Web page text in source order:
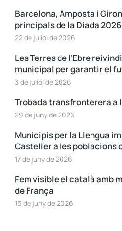
Barcelona, Amposta i
principals de la Diada 2026
22 de juliol de 2026
Les Terres de l’Ebre
municipal per garantir el
3 de juliol de 2026
Trobada transfronterera a
29 de juny de 2026
Municipis per la Llengua
Casteller a les poblacions
17 de juny de 2026
Fem visible el català amb
de França
16 de juny de 2026